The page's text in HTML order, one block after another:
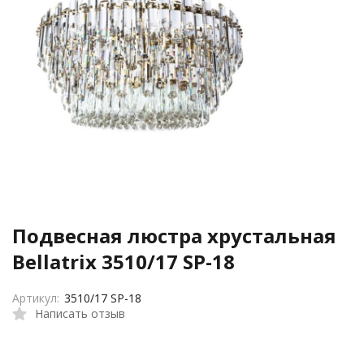
Подвесная люстра хрустальная
Bellatrix 3510/17 SP-18
Написать отзыв
Артикул: 3510/17 SP-18